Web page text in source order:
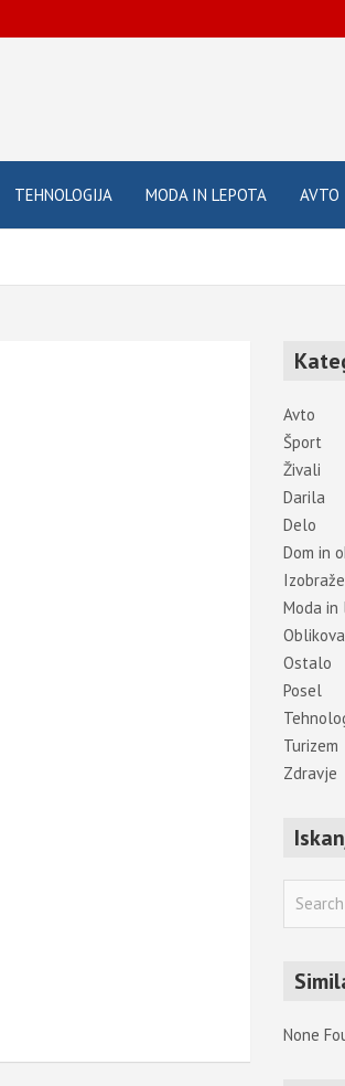
TEHNOLOGIJA MODA IN LEPOTA AVTO
Avto
Šport
Živali
Darila
Delo
Dom in
Moda in
Ostalo
Posel
Turizem
Zdravje
None